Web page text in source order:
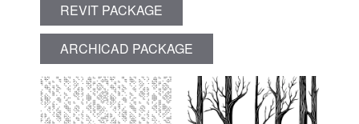
REVIT PACKAGE
ARCHICAD PACKAGE